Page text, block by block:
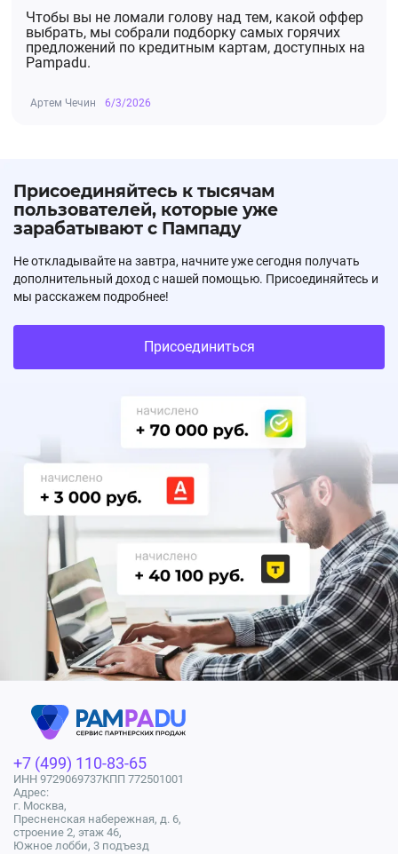
Чтобы вы не ломали голову над тем, какой оффер
выбрать, мы собрали подборку самых горячих
предложений по кредитным картам, доступных на
Pampadu.
Артем Чечин 6/3/2026
Присоединяйтесь к тысячам
пользователей, которые уже
зарабатывают с Пампаду
Не откладывайте на завтра, начните уже сегодня получать
дополнительный доход с нашей помощью. Присоединяйтесь и
мы расскажем подробнее!
Присоединиться
+7 (499) 110-83-65
ИНН 9729069737КПП 772501001
Адрес:
г. Москва,
Пресненская набережная, д. 6,
строение 2, этаж 46,
Южное лобби, 3 подъезд